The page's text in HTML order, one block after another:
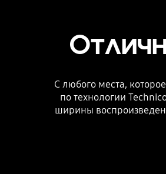
С любого места,
по технологии
ширины